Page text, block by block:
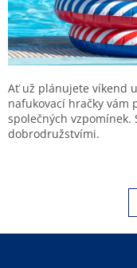
Ať už plánujete víkend
nafukovací hračky vám
společných
dobrodružstvími.
Z